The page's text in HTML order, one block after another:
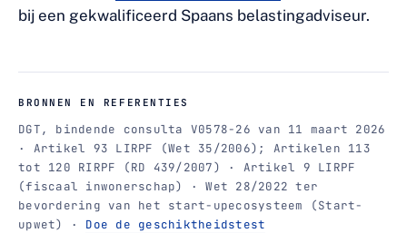
bij een gekwalificeerd Spaans belastingadviseur.
BRONNEN EN REFERENTIES
DGT, bindende consulta V0578-26 van 11 maart 2026
· Artikel 93 LIRPF (Wet 35/2006); Artikelen 113
tot 120 RIRPF (RD 439/2007) · Artikel 9 LIRPF
(fiscaal inwonerschap) · Wet 28/2022 ter
bevordering van het start-upecosysteem (Start-
upwet) · Doe de geschiktheidstest